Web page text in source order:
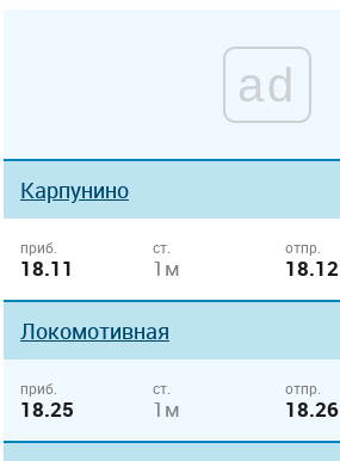
ad
Карпунино
приб.
18.11
ст.
1м
отпр.
18.12
Локомотивная
приб.
18.25
ст.
1м
отпр.
18.26